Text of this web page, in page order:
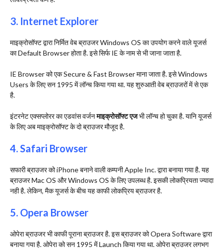
3. Internet Explorer
माइक्रोसॉफ्ट द्वारा निर्मित वेब ब्राउजर Windows OS का उपयोग करने वाले यूजर्स
का Default Browser होता है. इसे सिर्फ IE के नाम से भी जाना जाता है.
IE Browser को एक Secure & Fast Browser माना जाता है. इसे Windows
Users के लिए सन 1995 में लॉन्च किया गया था. यह शुरुआती वेब ब्राउजरों में से एक
है.
इंटरनेट एक्सप्लोरर का एडवांस वर्जनमाइक्रोसॉफ्ट एजभी लॉन्च हो चुका है. यानि यूजर्स
के लिए अब माइक्रोसॉफ्ट के दो ब्राउजर मौजूद है.
4. Safari Browser
सफारी ब्राउजर को iPhone बनाने वाली कम्पनी Apple Inc. द्वारा बनाया गया है. यह
ब्राउजर Mac OS और Windows OS के लिए उपलब्ध है. इसकी लोकप्रियता ज्यादा
नही है. लेकिन, मैक यूजर्स के बीच यह काफी लोकप्रिय ब्राउजर है.
5. Opera Browser
ओपेरा ब्राउजर भी काफी पूराना ब्राउजर है. इस ब्राउजर को Opera Software द्वारा
बनाया गया है. ओपेरा को सन 1995 में Launch किया गया था. ओपेरा ब्राउजर लगभग